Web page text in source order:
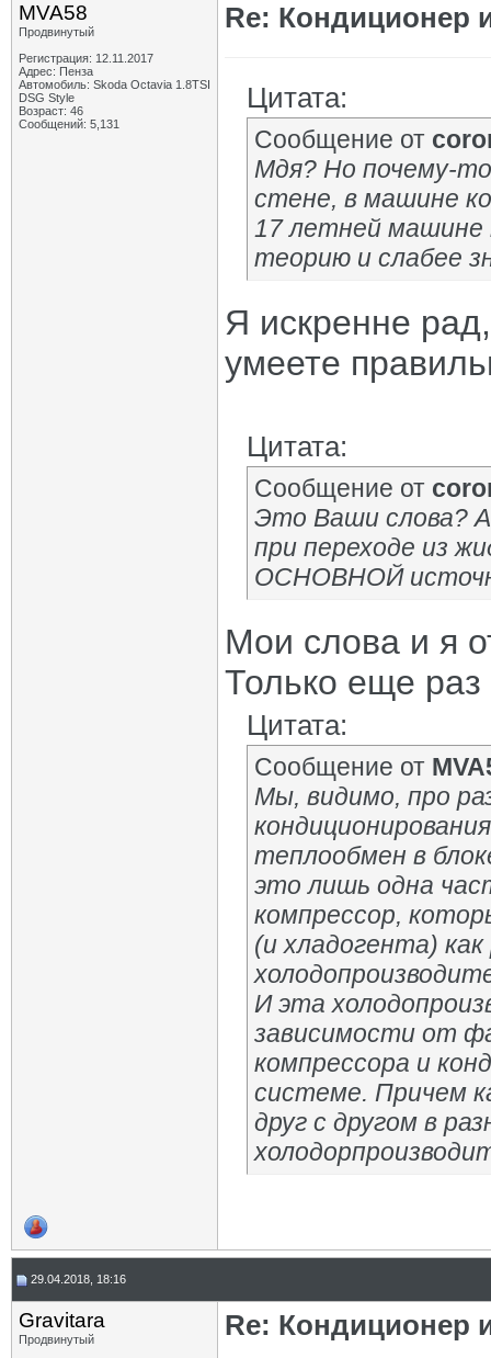
MVA58
Продвинутый
Регистрация: 12.11.2017
Адрес: Пенза
Автомобиль: Skoda Octavia 1.8TSI
DSG Style
Возраст: 46
Сообщений: 5,131
Re: Кондиционер
Цитата:
Сообщение от
Мдя? Но почему-
стене, в машине
17 летней машине
теорию и слабее
Я искренне
умеете
Цитата:
Сообщение от
Это Ваши слова?
при переходе из
ОСНОВНОЙ
Мои слова и я
Только еще
Цитата:
Сообщение от
Мы, видимо, про
теплообмен в
это лишь одна
компрессор,
(и хладогента) как
И эта
зависимости от
компрессора и
системе. Причем
друг с другом в
29.04.2018, 18:16
Gravitara
Продвинутый
Re: Кондиционер